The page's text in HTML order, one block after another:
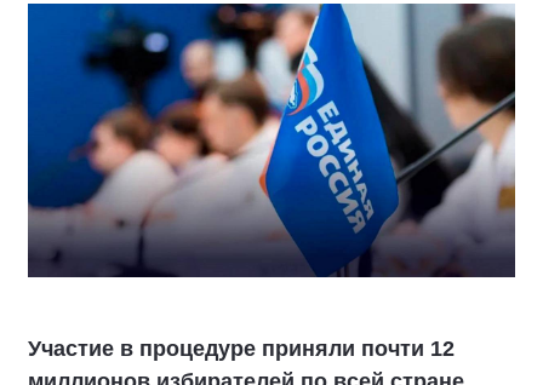
Участие в процедуре приняли почти 12